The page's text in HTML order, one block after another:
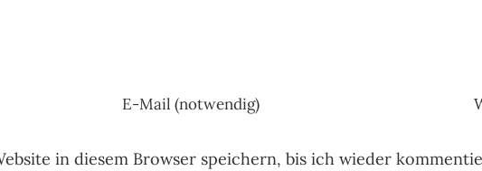
in diesem Browser speichern, bis ich wieder